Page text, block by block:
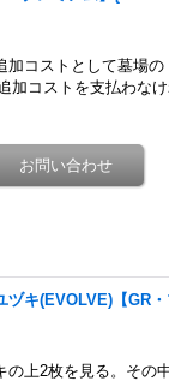
ストとして墓場の
加コストを支払わな
ヅキ(EVOLVE)【GR
2枚を見る。その中